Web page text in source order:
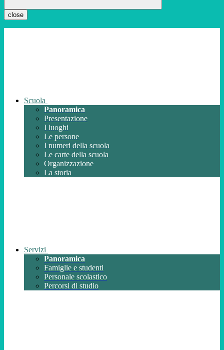
close
Scuola
Panoramica
Presentazione
I luoghi
Le persone
I numeri della scuola
Le carte della scuola
Organizzazione
La storia
Servizi
Panoramica
Famiglie e studenti
Personale scolastico
Percorsi di studio